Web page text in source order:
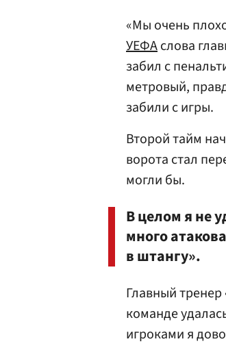
«Мы очень
УЕФАслова
забил с
метровый,
забили с игры.
Второй тайм
ворота стал
могли бы.
В целом я не
много
в штангу».
Главный
команде
игроками я